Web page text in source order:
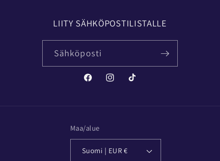
LIITY SÄHKÖPOSTILISTALLE
Sähköposti
FacebookInstagramTikTok
Maa/alue
Suomi | EUR €